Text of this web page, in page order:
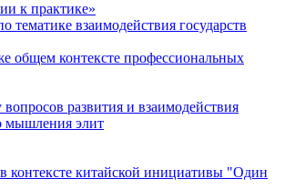
к практике»
взаимодействия государств
общем контексте профессиональных
развития и взаимодействия
мышления элит
контексте китайской инициативы "Один